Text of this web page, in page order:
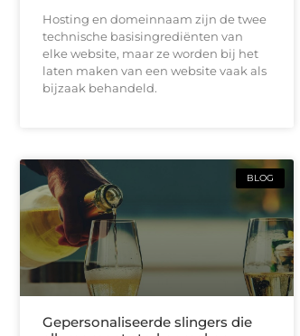
Hosting en domeinnaam zijn de twee
technische basisingrediënten van
elke website, maar ze worden bij het
laten maken van een website vaak als
bijzaak behandeld.
BLOG
Gepersonaliseerde slingers die